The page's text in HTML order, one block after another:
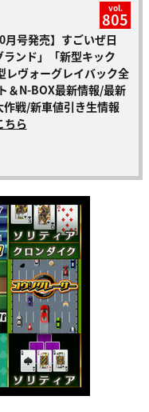
vol.
805
月号発売】すごいぜ日
ンド」「新型キック
レヴォーグレイバック全
＆N-BOX最新情報/最新
戦/新車値引き生情報
ちら